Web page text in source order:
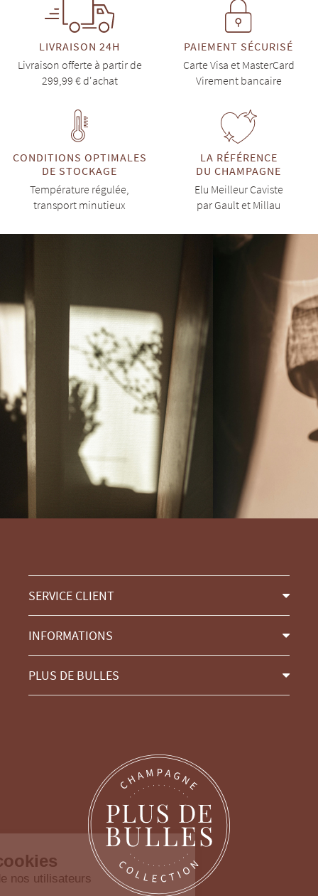
LIVRAISON 24H
Livraison offerte à partir de
299,99 € d'achat
PAIEMENT SÉCURISÉ
Carte Visa et MasterCard
Virement bancaire
CONDITIONS OPTIMALES
DE STOCKAGE
Température régulée,
transport minutieux
LA RÉFÉRENCE
DU CHAMPAGNE
Elu Meilleur Caviste
par Gault et Millau
SERVICE CLIENT
INFORMATIONS
PLUS DE BULLES
Continuer sans accepter
Gestion des cookies
Nous prenons soin de nos utilisateurs
Lorsque vous consultez notre site, des cookies